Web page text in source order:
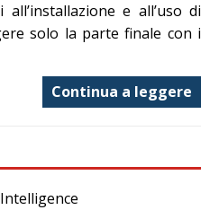
e all’uso di
solo la parte finale con i
Continua a leggere